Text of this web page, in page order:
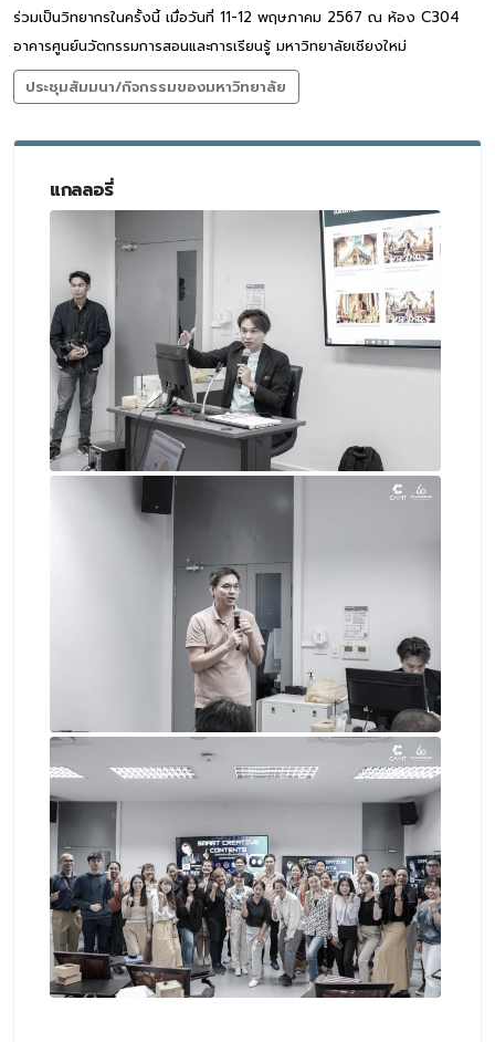
ร่วมเป็นวิทยากรในครั้งนี้ เมื่อวันที่ 11-12 พฤษภาคม 2567 ณ ห้อง C304
อาคารศูนย์นวัตกรรมการสอนและการเรียนรู้ มหาวิทยาลัยเชียงใหม่
ประชุมสัมมนา/กิจกรรมของมหาวิทยาลัย
แกลลอรี่